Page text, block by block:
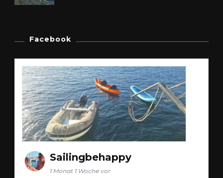
Facebook
Sailingbehappy
1 Monat 1 Woche vor